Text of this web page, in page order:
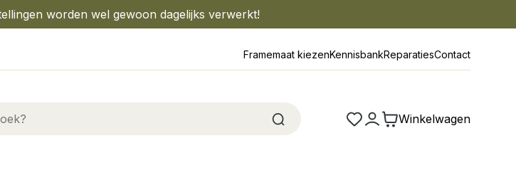
worden wel gewoon dagelijks verwerkt!
Framemaat kiezenKennisbankReparatiesContact
Winkelwagen